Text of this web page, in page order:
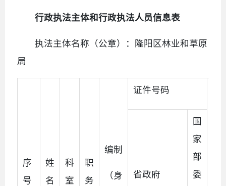
行政执法主体和行政执法人员信息表
执法主体名称（公章）：隆阳区林业和草原
局
序
号
姓
名
科
室
职
务
编制
（身
证件号码
省政府
国
家
部
委